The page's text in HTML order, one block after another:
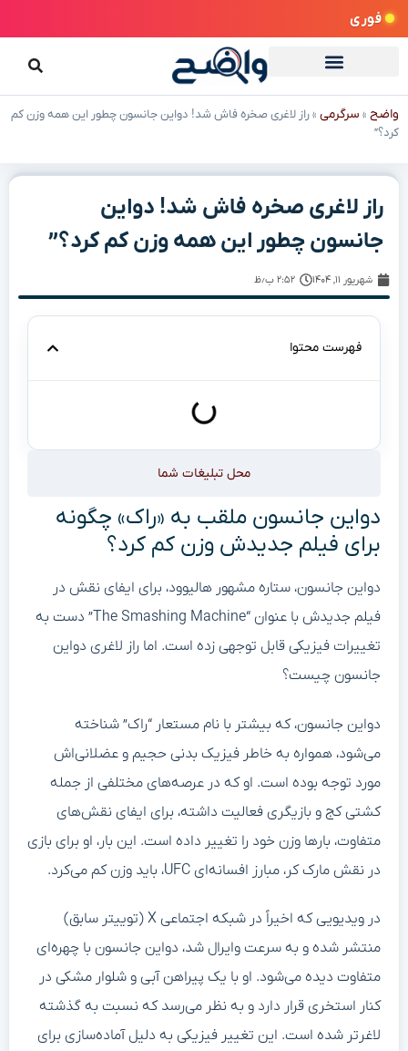
فوری
واضح » سرگرمی »راز لاغری صخره فاش شد! دواین جانسون چطور این همه وزن کم
کرد؟”
راز لاغری صخره فاش شد! دواین
جانسون چطور این همه وزن کم کرد؟”
شهریور ۱۱, ۱۴۰۴ ۲:۵۲ ب٫ظ
فهرست محتوا
محل تبلیغات شما
دواین جانسون ملقب به «راک» چگونه
برای فیلم جدیدش وزن کم کرد؟
دواین جانسون، ستاره مشهور هالیوود، برای ایفای نقش در
فیلم جدیدش با عنوان “The Smashing Machine” دست به
تغییرات فیزیکی قابل توجهی زده است. اما راز لاغری دواین
جانسون چیست؟
دواین جانسون، که بیشتر با نام مستعار “راک” شناخته
می‌شود، همواره به خاطر فیزیک بدنی حجیم و عضلانی‌اش
مورد توجه بوده است. او که در عرصه‌های مختلفی از جمله
کشتی کج و بازیگری فعالیت داشته، برای ایفای نقش‌های
متفاوت، بارها وزن خود را تغییر داده است. این بار، او برای بازی
در نقش مارک کر، مبارز افسانه‌ای UFC، باید وزن کم می‌کرد.
در ویدیویی که اخیراً در شبکه اجتماعی X (توییتر سابق)
منتشر شده و به سرعت وایرال شد، دواین جانسون با چهره‌ای
متفاوت دیده می‌شود. او با یک پیراهن آبی و شلوار مشکی در
کنار استخری قرار دارد و به نظر می‌رسد که نسبت به گذشته
لاغرتر شده است. این تغییر فیزیکی به دلیل آماده‌سازی برای